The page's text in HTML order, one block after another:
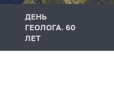
ДЕНЬ
ГЕОЛОГА. 60
ЛЕТ